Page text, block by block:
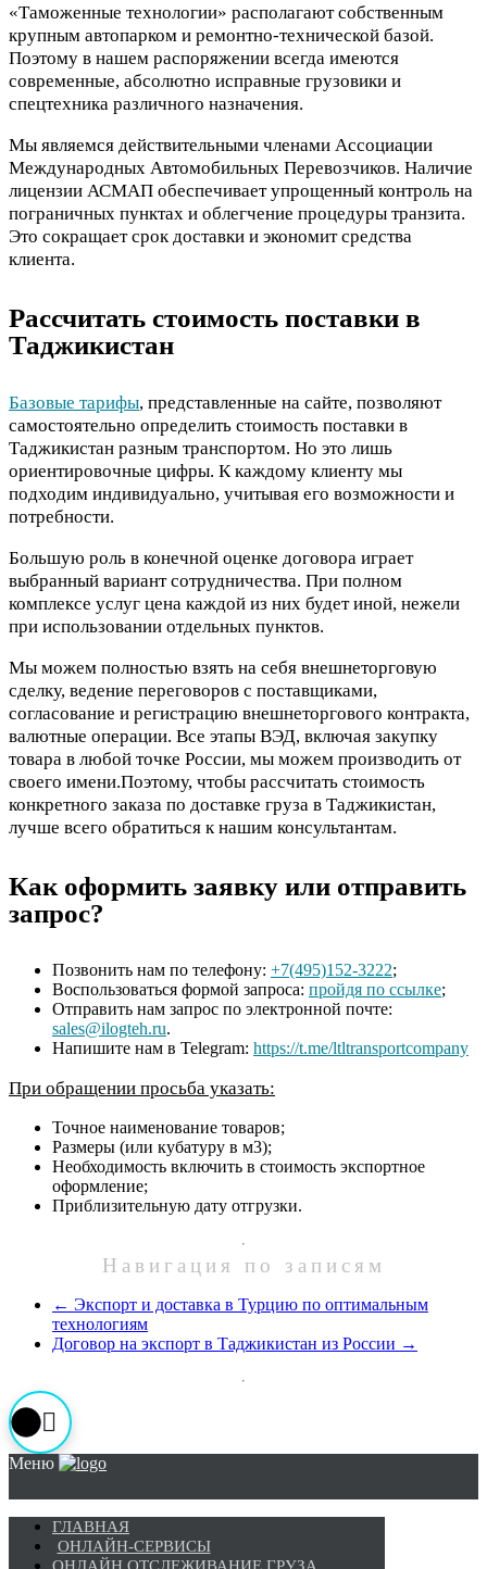
«Таможенные технологии» располагают собственным
крупным автопарком и ремонтно-технической базой.
Поэтому в нашем распоряжении всегда имеются
современные, абсолютно исправные грузовики и
спецтехника различного назначения.
Мы являемся действительными членами Ассоциации
Международных Автомобильных Перевозчиков. Наличие
лицензии АСМАП обеспечивает упрощенный контроль на
пограничных пунктах и облегчение процедуры транзита.
Это сокращает срок доставки и экономит средства
клиента.
Рассчитать стоимость поставки в
Таджикистан
Базовые тарифы, представленные на сайте, позволяют
самостоятельно определить стоимость поставки в
Таджикистан разным транспортом. Но это лишь
ориентировочные цифры. К каждому клиенту мы
подходим индивидуально, учитывая его возможности и
потребности.
Большую роль в конечной оценке договора играет
выбранный вариант сотрудничества. При полном
комплексе услуг цена каждой из них будет иной, нежели
при использовании отдельных пунктов.
Мы можем полностью взять на себя внешнеторговую
сделку, ведение переговоров с поставщиками,
согласование и регистрацию внешнеторгового контракта,
валютные операции. Все этапы ВЭД, включая закупку
товара в любой точке России, мы можем производить от
своего имени.Поэтому, чтобы рассчитать стоимость
конкретного заказа по доставке груза в Таджикистан,
лучше всего обратиться к нашим консультантам.
Как оформить заявку или отправить
запрос?
Позвонить нам по телефону: +7(495)152-3222;
Воспользоваться формой запроса: пройдя по ссылке;
Отправить нам запрос по электронной почте:
sales@ilogteh.ru.
Напишите нам в Telegram: https://t.me/ltltransportcompany
При обращении просьба указать:
Точное наименование товаров;
Размеры (или кубатуру в м3);
Необходимость включить в стоимость экспортное
оформление;
Приблизительную дату отгрузки.
Навигация по записям
← Экспорт и доставка в Турцию по оптимальным
технологиям
Договор на экспорт в Таджикистан из России →
Меню
ГЛАВНАЯ
ОНЛАЙН-СЕРВИСЫ